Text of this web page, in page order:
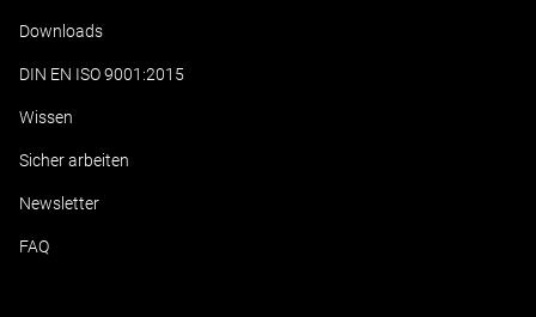
Downloads
DIN EN ISO 9001:2015
Wissen
Sicher arbeiten
Newsletter
FAQ